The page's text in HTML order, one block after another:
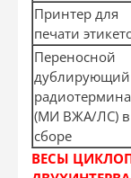
Принтер для
печати
Переносной
дублирующий
(МИ ВЖА/ЛС) в
сборе
ВЕСЫ ЦИКЛОП